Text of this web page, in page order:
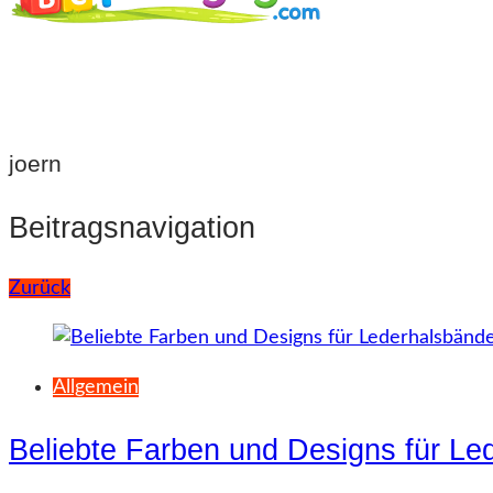
joern
Beitragsnavigation
Zurück
Allgemein
Beliebte Farben und Designs für